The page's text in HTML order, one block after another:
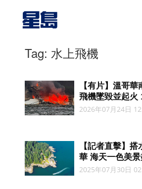
Tag: 水上飛機
【有片】溫哥
飛機墜毀並起火
2026年07月24日
【記者直擊】
華 海天一色美
2025年07月30日